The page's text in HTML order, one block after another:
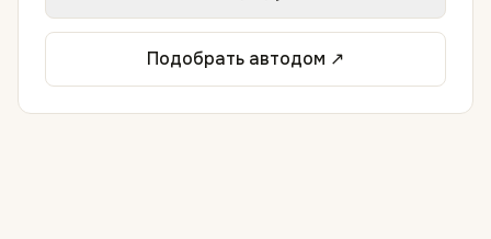
Подобрать автодом ↗